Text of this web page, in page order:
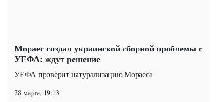
Мораес создал украинской сборной проблемы с
УЕФА: ждут решение
УЕФА проверит натурализацию Мораеса
28 марта, 19:13